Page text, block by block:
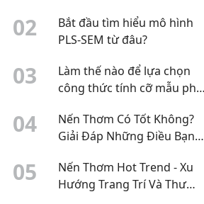
ủng hộ 3 tỷ đồng cho Hội
Chữ thập đỏ TP.HCM
02
Bắt đầu tìm hiểu mô hình
PLS-SEM từ đâu?
03
Làm thế nào để lựa chọn
công thức tính cỡ mẫu phù
04
Nến Thơm Có Tốt Không?
Giải Đáp Những Điều Bạn
05
Nến Thơm Hot Trend - Xu
Hướng Trang Trí Và Thư